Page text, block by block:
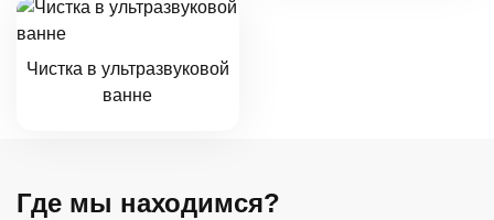
Чистка в ультразвуковой
ванне
Где мы находимся?